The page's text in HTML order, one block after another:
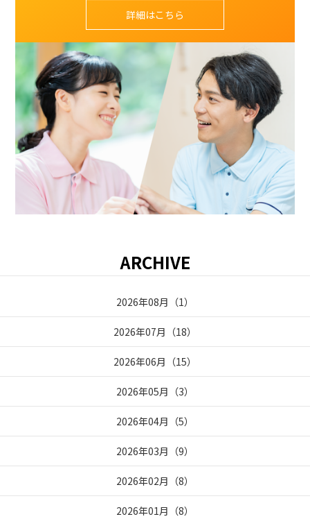
詳細はこちら
ARCHIVE
2026年08月 （1）
2026年07月 （18）
2026年06月 （15）
2026年05月 （3）
2026年04月 （5）
2026年03月 （9）
2026年02月 （8）
2026年01月 （8）